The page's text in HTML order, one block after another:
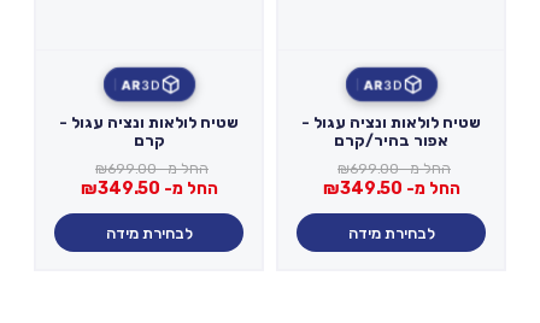
3D
AR
שטיח לולאות ונציה עגול -
אפור בהיר/קרם
החל מ- ₪699.00
החל מ- ₪349.50
לבחירת מידה
3D
AR
שטיח לולאות ונציה עגול -
קרם
החל מ- ₪699.00
החל מ- ₪349.50
לבחירת מידה